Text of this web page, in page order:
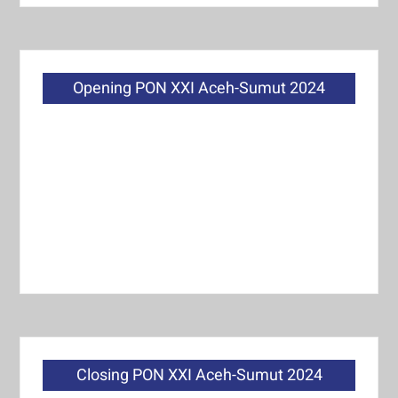
Opening PON XXI Aceh-Sumut 2024
Closing PON XXI Aceh-Sumut 2024